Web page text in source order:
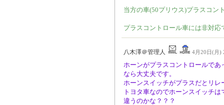
当方の車(50プリウス)プラスコン
プラスコントロール車には非対応
八木澤＠管理人 4月20日(月)
ホーンがプラスコントロールで
なら大丈夫です。
ホーンスイッチがプラスだとリレ
トヨタ車なのでホーンスイッチ
違うのかな？？？